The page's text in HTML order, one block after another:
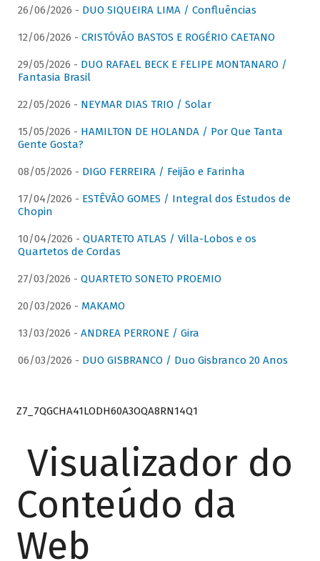
26/06/2026 - DUO SIQUEIRA LIMA / Confluências
12/06/2026 - CRISTÓVÃO BASTOS E ROGÉRIO CAETANO
29/05/2026 - DUO RAFAEL BECK E FELIPE MONTANARO /
Fantasia Brasil
22/05/2026 - NEYMAR DIAS TRIO / Solar
15/05/2026 - HAMILTON DE HOLANDA / Por Que Tanta
Gente Gosta?
08/05/2026 - DIGO FERREIRA / Feijão e Farinha
17/04/2026 - ESTÊVÃO GOMES / Integral dos Estudos de
Chopin
10/04/2026 - QUARTETO ATLAS / Villa-Lobos e os
Quartetos de Cordas
27/03/2026 - QUARTETO SONETO PROEMIO
20/03/2026 - MAKAMO
13/03/2026 - ANDREA PERRONE / Gira
06/03/2026 - DUO GISBRANCO / Duo Gisbranco 20 Anos
Z7_7QGCHA41LODH60A3OQA8RN14Q1
Visualizador do
Conteúdo da
Web